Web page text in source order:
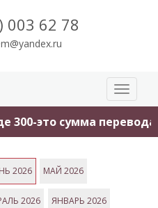
003 62 78
Toggle
перевода.
2026 МАЙ 2026
2026 ЯНВАРЬ 2026